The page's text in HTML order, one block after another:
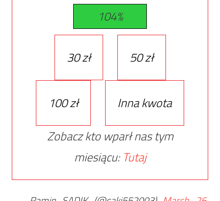
104%
30 zł 50 zł
100 zł
Inna kwota
Zobacz kto wparł nas tym
miesiącu: Tutaj